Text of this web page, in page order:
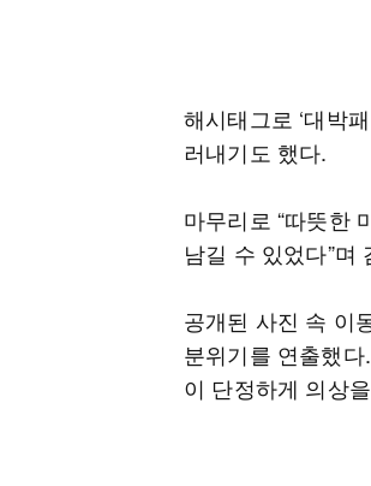
해시태그로 ‘대박
러내기도 했다.
마무리로 “따뜻한
남길 수 있었다”며
공개된 사진 속 이
분위기를 연출했
이 단정하게 의상